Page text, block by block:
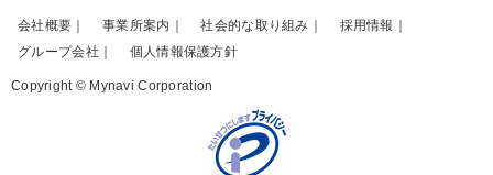
会社概要 事業所案内 社会的な取り組み
採用情報
グループ会社
個人情報保護方針
Copyright © Mynavi Corporation